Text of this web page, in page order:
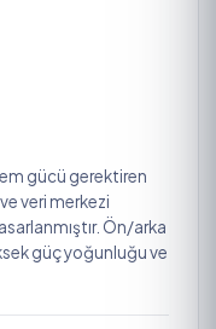
gücü gerektiren
veri merkezi
Ön/arka
güç yoğunluğu ve